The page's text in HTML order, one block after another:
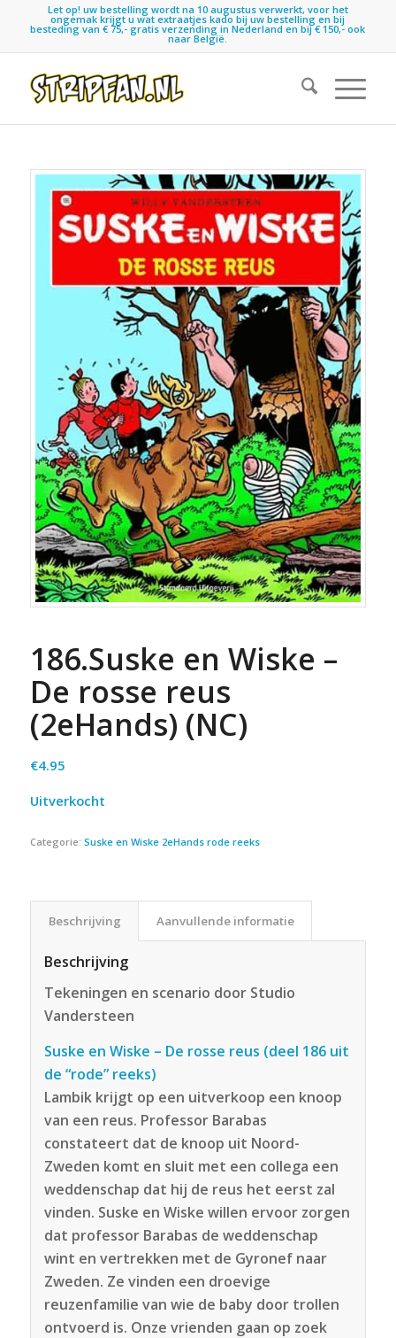
Let op! uw bestelling wordt na 10 augustus verwerkt, voor het
ongemak krijgt u wat extraatjes kado bij uw bestelling en bij
besteding van € 75,- gratis verzending in Nederland en bij € 150,- ook
naar België.
186.Suske en Wiske –
De rosse reus
(2eHands) (NC)
€4.95
Uitverkocht
Categorie: Suske en Wiske 2eHands rode reeks
Beschrijving Aanvullende informatie
Beschrijving
Tekeningen en scenario door Studio
Vandersteen
Suske en Wiske – De rosse reus (deel 186 uit
de “rode” reeks)
Lambik krijgt op een uitverkoop een knoop
van een reus. Professor Barabas
constateert dat de knoop uit Noord-
Zweden komt en sluit met een collega een
weddenschap dat hij de reus het eerst zal
vinden. Suske en Wiske willen ervoor zorgen
dat professor Barabas de weddenschap
wint en vertrekken met de Gyronef naar
Zweden. Ze vinden een droevige
reuzenfamilie van wie de baby door trollen
ontvoerd is. Onze vrienden gaan op zoek